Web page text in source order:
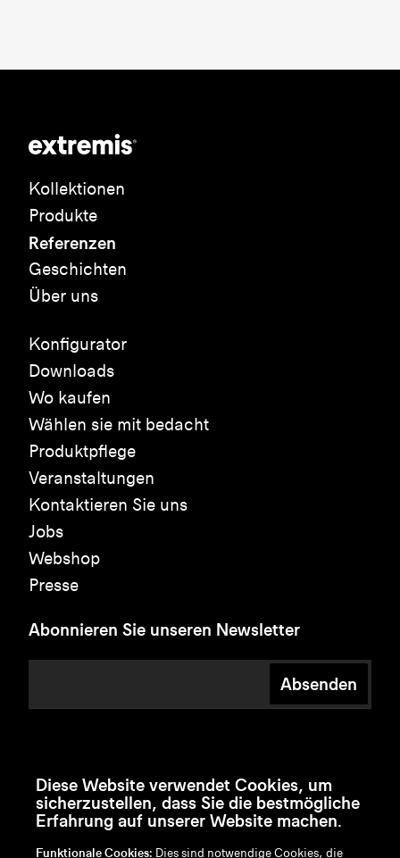
Kollektionen
Produkte
Referenzen
Geschichten
Über uns
Konfigurator
Downloads
Wo kaufen
Wählen sie mit bedacht
Produktpflege
Veranstaltungen
Kontaktieren Sie uns
Jobs
Webshop
Presse
Abonnieren Sie unseren Newsletter
Absenden
Diese Website verwendet Cookies, um
sicherzustellen, dass Sie die bestmögliche
Erfahrung auf unserer Website machen.
Funktionale Cookies: Dies sind notwendige Cookies, die